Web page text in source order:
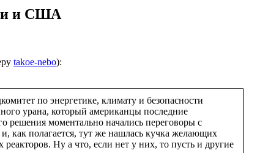
и США
takoe-nebo):
по энергетике, климату и безопасности
урана, который американцы последние
решения моментально начались переговоры с
как полагается, тут же нашлась кучка желающих
Ну а что, если нет у них, то пусть и другие